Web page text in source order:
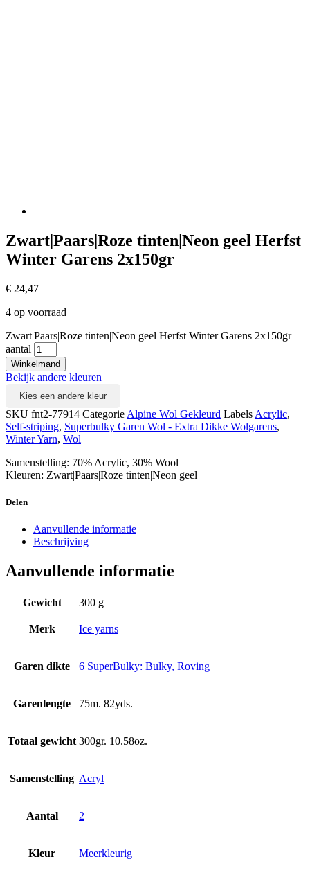
Zwart|Paars|Roze tinten|Neon geel Herfst
Winter Garens 2x150gr
€ 24,47
4 op voorraad
Zwart|Paars|Roze tinten|Neon geel Herfst Winter Garens 2x150gr
aantal
Winkelmand
Bekijk andere kleuren
Kies een andere kleur
SKU fnt2-77914 Categorie Alpine Wol Gekleurd Labels Acrylic,
Self-striping, Superbulky Garen Wol - Extra Dikke Wolgarens,
Winter Yarn, Wol
Samenstelling: 70% Acrylic, 30% Wool
Kleuren: Zwart|Paars|Roze tinten|Neon geel
Delen
Aanvullende informatie
Beschrijving
Aanvullende informatie
Gewicht 300 g
Merk Ice yarns
Garen dikte 6 SuperBulky: Bulky, Roving
Garenlengte 75m. 82yds.
Totaal gewicht 300gr. 10.58oz.
Samenstelling Acryl
Aantal 2
Kleur Meerkleurig